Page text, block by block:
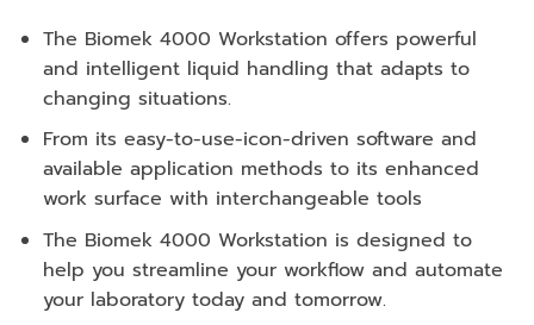
The Biomek 4000 Workstation offers powerful
and intelligent liquid handling that adapts to
changing situations.
From its easy-to-use-icon-driven software and
available application methods to its enhanced
work surface with interchangeable tools
The Biomek 4000 Workstation is designed to
help you streamline your workflow and automate
your laboratory today and tomorrow.